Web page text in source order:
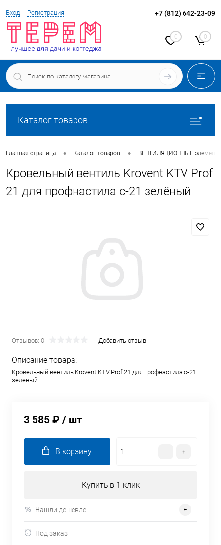
Вход Регистрация +7 (812) 642-23-09
0 0
Каталог товаров
Главная страница • Каталог товаров • ВЕНТИЛЯЦИОННЫЕ
Кровельный вентиль Krovent KTV Prof
21 для профнастила с-21 зелёный
Отзывов: 0 Добавить отзыв
Описание товара:
Кровельный вентиль Krovent KTV Prof 21 для профнастила с-21
зелёный
3 585 ₽ / шт
В корзину
Купить в 1 клик
Нашли дешевле
Под заказ